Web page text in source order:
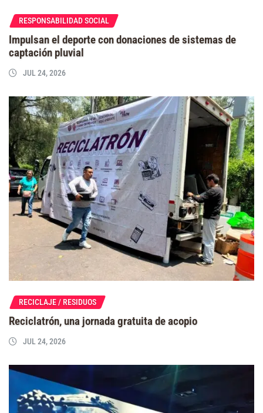
RESPONSABILIDAD SOCIAL
Impulsan el deporte con donaciones de sistemas de
captación pluvial
JUL 24, 2026
RECICLAJE / RESIDUOS
Reciclatrón, una jornada gratuita de acopio
JUL 24, 2026